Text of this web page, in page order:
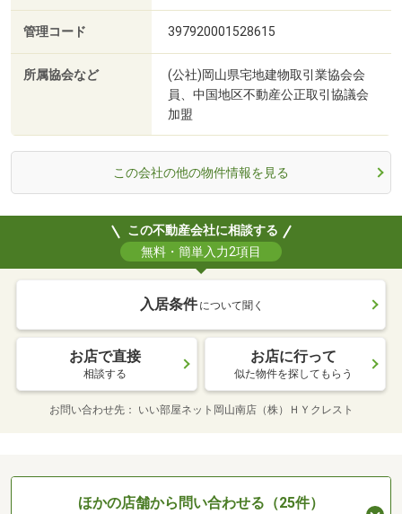
管理コード 397920001528615
所属協会など
(公社)岡山県宅地建物取引業協会会
員、中国地区不動産公正取引協議会
加盟
この会社の他の物件情報を見る
この不動産会社に相談する
無料・簡単入力2項目
入居条件 について聞く
お店で直接
相談する
お店に行って
似た物件を探してもらう
お問い合わせ先 いい部屋ネット岡山南店（株）ＨＹクレスト
ほかの店舗から問い合わせる（25件）